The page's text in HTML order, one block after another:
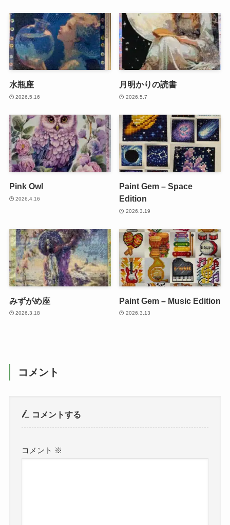
水瓶座
2026.5.16
月明かりの読書
2026.5.7
Pink Owl
2026.4.16
Paint Gem – Space
Edition
2026.3.19
みずがめ座
2026.3.18
Paint Gem – Music Edition
2026.3.13
コメント
コメントする
コメント ※